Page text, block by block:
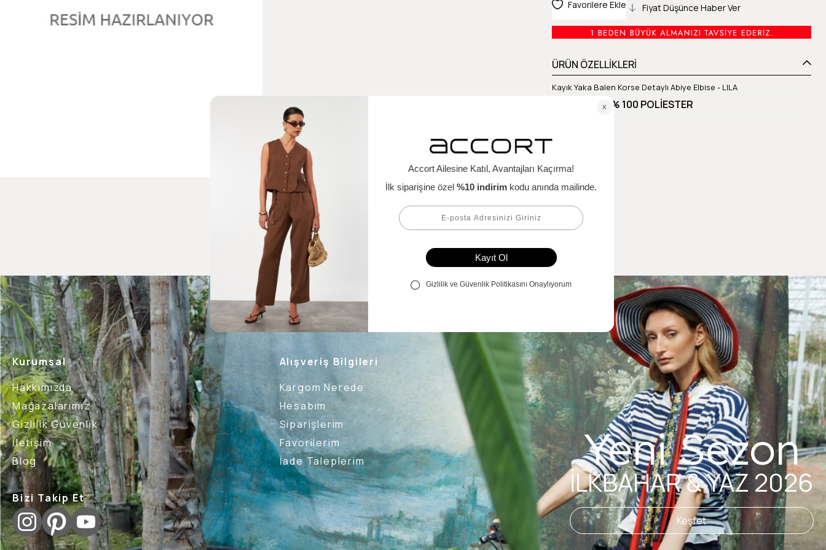
Favorilere Ekle Fiyat Düşünce Haber Ver
ÜRÜN ÖZELLİKLERİ
Kayık Yaka Balen Korse Detaylı Abiye Elbise - LILA
Materyal 1 % 100 POLİESTER
Kurumsal
Hakkımızda
Mağazalarımız
Gizlilik Güvenlik
İletişim
Blog
Alışveriş Bilgileri
Kargom Nerede
Hesabım
Siparişlerim
Favorilerim
İade Taleplerim
Bizi Takip Et
Yeni Sezon
İLKBAHAR & YAZ 2026
Keşfet